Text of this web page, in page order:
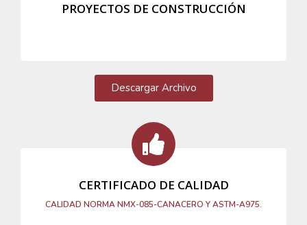
PROYECTOS DE CONSTRUCCIÓN
Descargar Archivo
CERTIFICADO DE CALIDAD
CALIDAD NORMA NMX-085-CANACERO Y ASTM-A975.